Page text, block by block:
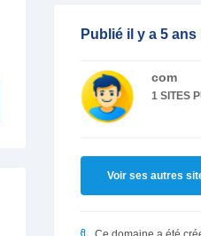
Publié il y a 5 ans
com
1 SITES
Voir ses autres